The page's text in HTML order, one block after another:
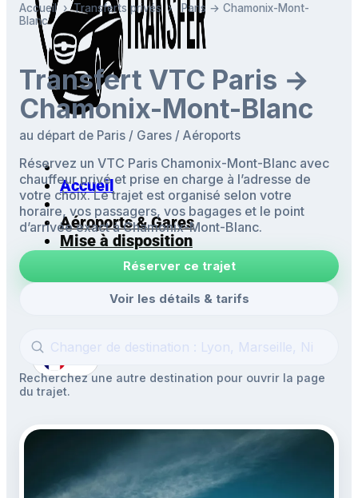
Accueil
Aéroports & Gares
Mise à disposition
Navettes
Excursions
Accueil › Transferts privés ›
Paris → Chamonix-Mont-
Blanc
Transfert VTC Paris →
Chamonix-Mont-Blanc
au départ de Paris / Gares / Aéroports
Réservez un VTC Paris Chamonix-Mont-Blanc avec
chauffeur privé et prise en charge à l’adresse de
votre choix. Le trajet est organisé selon votre
horaire, vos passagers, vos bagages et le point
d’arrivée exact à Chamonix-Mont-Blanc.
Réserver ce trajet
Voir les détails & tarifs
Recherchez une autre destination pour ouvrir la page
du trajet.